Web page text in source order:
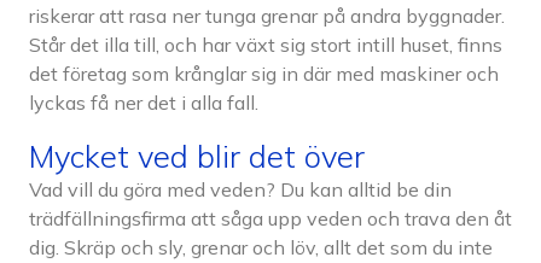
riskerar att rasa ner tunga grenar på andra byggnader.
Står det illa till, och har växt sig stort intill huset, finns
det företag som krånglar sig in där med maskiner och
lyckas få ner det i alla fall.
Mycket ved blir det över
Vad vill du göra med veden? Du kan alltid be din
trädfällningsfirma att såga upp veden och trava den åt
dig. Skräp och sly, grenar och löv, allt det som du inte